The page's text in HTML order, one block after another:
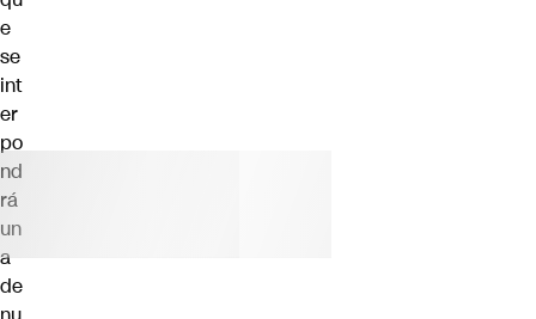
e
se
int
er
po
nd
rá
un
a
de